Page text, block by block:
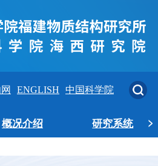
ENGLISH 中国科学院
概况介绍 研究系统 >